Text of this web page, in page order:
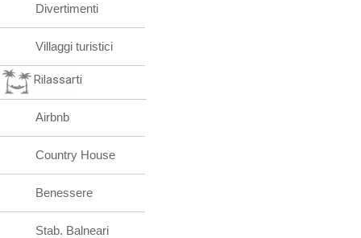
Divertimenti
Villaggi turistici
Rilassarti
Airbnb
Country House
Benessere
Stab. Balneari